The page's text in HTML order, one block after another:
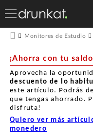
Monitores de Estudio
¡Ahorra con tu
Aprovecha la
descuento de lo
este artículo. Podrás
que tengas ahorrado.
disfruta!
Quiero ver más
monedero